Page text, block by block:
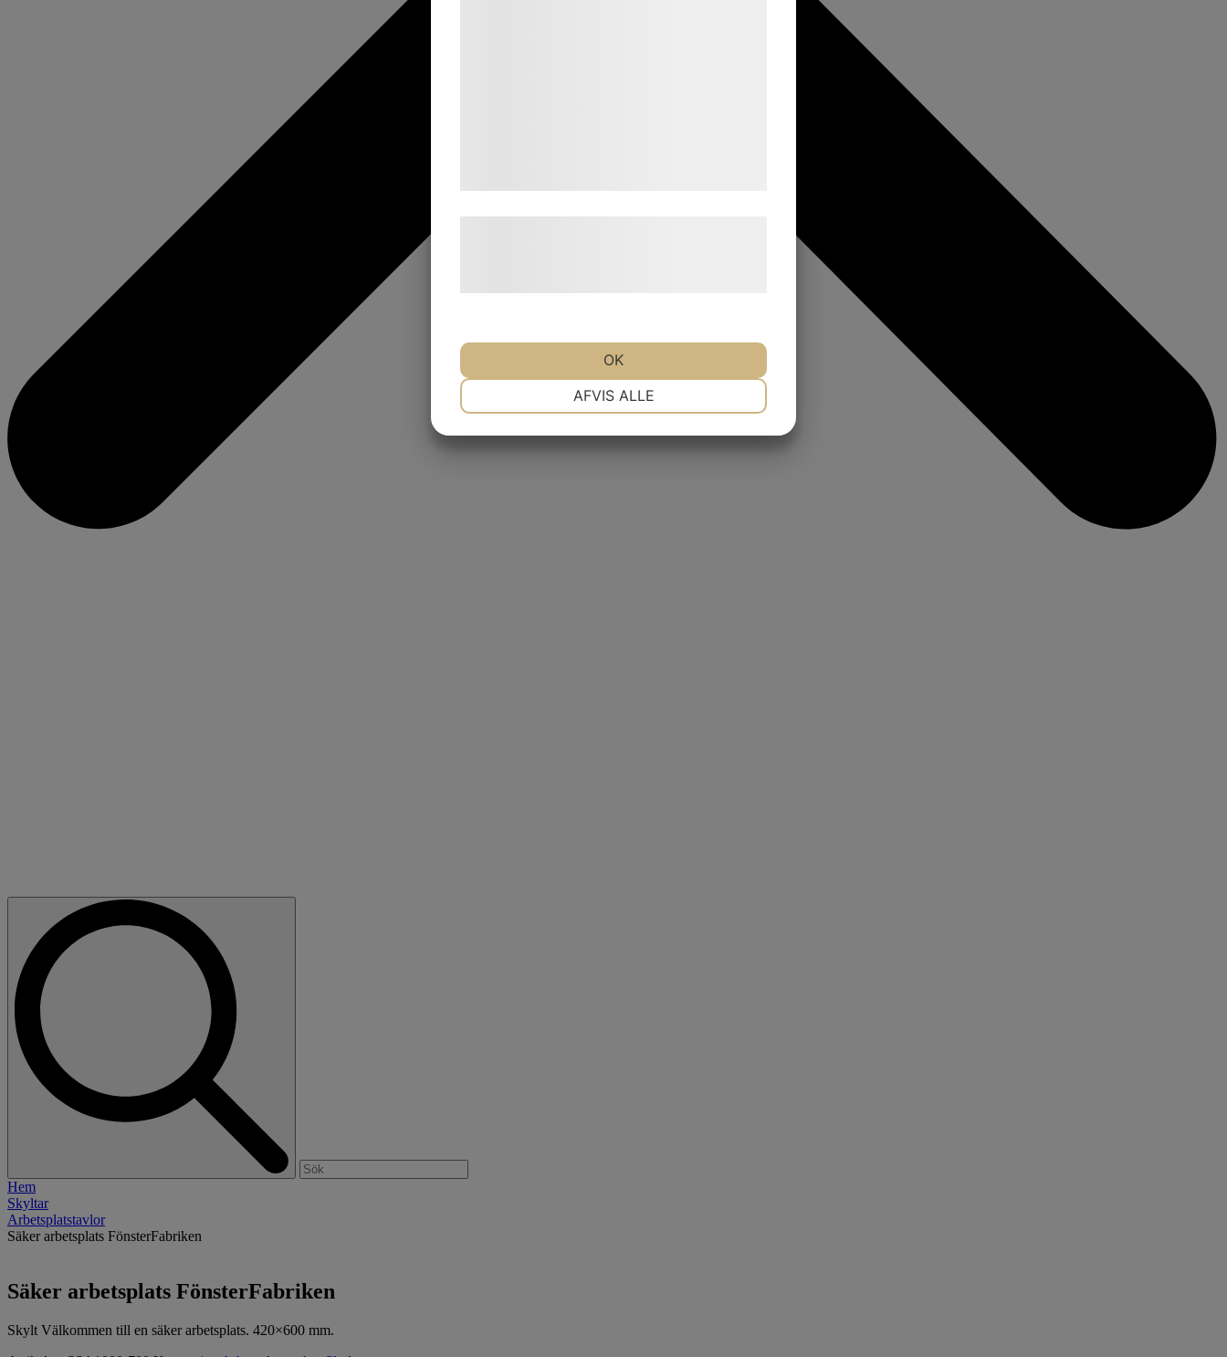
Hem
Skyltar
Arbetsplatstavlor
Säker arbetsplats FönsterFabriken
Säker arbetsplats FönsterFabriken
Skylt Välkommen till en säker arbetsplats. 420×600 mm.
AFVIS ALLE
OK